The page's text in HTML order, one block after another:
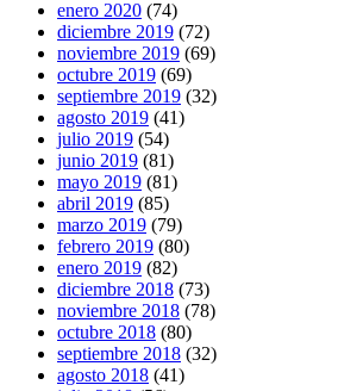
enero 2020 (74)
diciembre 2019 (72)
noviembre 2019 (69)
octubre 2019 (69)
septiembre 2019 (32)
agosto 2019 (41)
julio 2019 (54)
junio 2019 (81)
mayo 2019 (81)
abril 2019 (85)
marzo 2019 (79)
febrero 2019 (80)
enero 2019 (82)
diciembre 2018 (73)
noviembre 2018 (78)
octubre 2018 (80)
septiembre 2018 (32)
agosto 2018 (41)